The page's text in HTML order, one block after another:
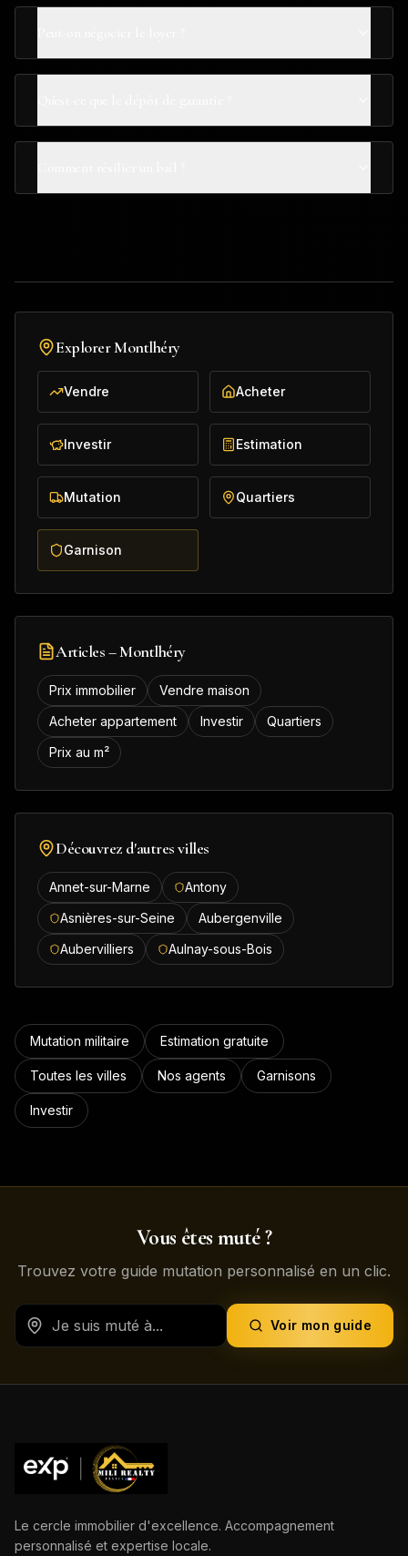
ExplorerMontlhéry
Vendre Acheter
Investir Estimation
Mutation Quartiers
Garnison
Articles –Montlhéry
Prix immobilier
Vendre maison
Acheter appartement
Investir
Quartiers
Prix au m²
Découvrez d'autres villes
Annet-sur-Marne
Antony
Asnières-sur-Seine
Aubergenville
Aubervilliers
Aulnay-sous-Bois
Mutation militaire Estimation gratuite
Toutes les villes Nos agents Garnisons
Investir
Vous êtes muté ?
Trouvez votre guide mutation personnalisé en un clic.
Voir mon guide
Le cercle immobilier d'excellence. Accompagnement
personnalisé et expertise locale.